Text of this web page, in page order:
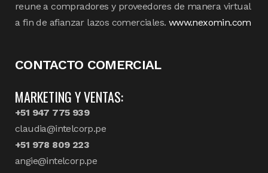
reune a compradores y proveedores de manera virtual
a fin de afianzar lazos comerciales. www.nexomin.com
CONTACTO COMERCIAL
MARKETING Y VENTAS:
+51 947 775 939
claudia@intelcorp.pe
+51 978 809 223
angie@intelcorp.pe